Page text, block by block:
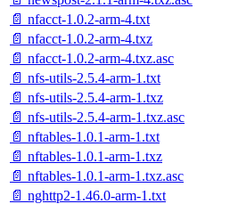
📄 nfacct-1.0.2-arm-4.txt
📄 nfacct-1.0.2-arm-4.txz
📄 nfacct-1.0.2-arm-4.txz.asc
📄 nfs-utils-2.5.4-arm-1.txt
📄 nfs-utils-2.5.4-arm-1.txz
📄 nfs-utils-2.5.4-arm-1.txz.asc
📄 nftables-1.0.1-arm-1.txt
📄 nftables-1.0.1-arm-1.txz
📄 nftables-1.0.1-arm-1.txz.asc
📄 nghttp2-1.46.0-arm-1.txt